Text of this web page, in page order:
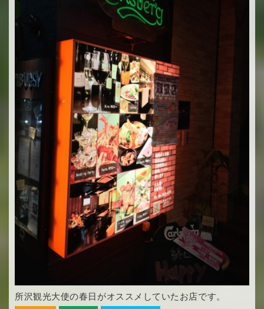
所沢観光大使の春日がオススメしていたお店です。